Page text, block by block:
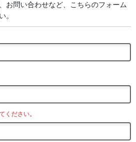
お問い合わせなど、こちらのフォーム
。
ください。